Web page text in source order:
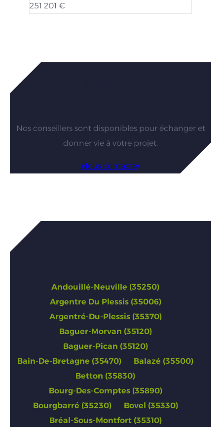
251 201 €
Vous êtes intéressés par nos
Nos conseillers sont disponibles pour échanger et
donner vie à votre projet.
Nous contacter
Annonces de Ille-et-Vilaine
Andouillé-Neuville (35250)
Argentre Du Plessis (35006)
Argentré-Du-Plessis (35370)
Baguer-Morvan (35120)
Baguer-Pican (35120)
Bain-De-Bretagne (35470)
Balazé (35500)
Betton (35830)
Bourg-Des-Comptes (35890)
Bourgbarré (35230)
Bovel (35330)
Bréal-Sous-Montfort (35310)